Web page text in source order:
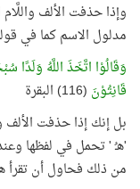
وإذا حذفت الألف واللَّام
مدلول الاسم كما في
وَقَالُوْا اتَّخَذَ اللَّهُ وَلَدًا
قَانِتُوْنَ (116) البقرة
بل إنك إذا حذفت الألف
'هـُ ' تحمل في لفظها
من ذلك فحاول أن تقرأ